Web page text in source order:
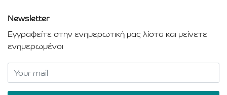
Newsletter
Εγγραφείτε στην ενημερωτική μας λίστα και μείνετε
ενημερωμένοι